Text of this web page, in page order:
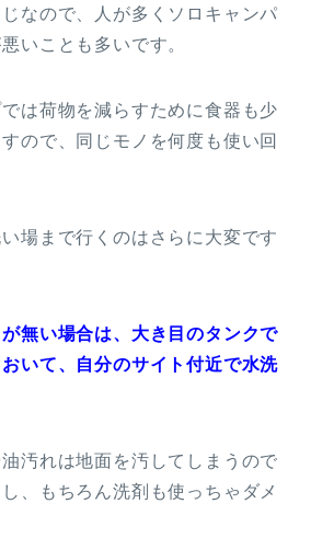
なので、人が多くソロキャンパ
いことも多いです。
は荷物を減らすために食器も少
ので、同じモノを何度も使い回
場まで行くのはさらに大変です
無い場合は、大き目のタンクで
いて、自分のサイト付近で水洗
汚れは地面を汚してしまうので
、もちろん洗剤も使っちゃダメ